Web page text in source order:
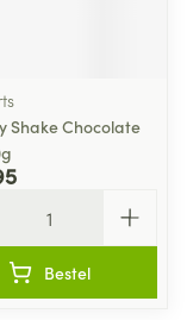
Shake Chocolate
Bestel